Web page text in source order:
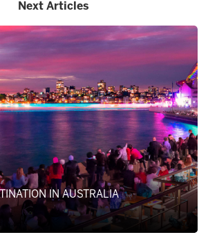
Next Articles
IN AUSTRALIA